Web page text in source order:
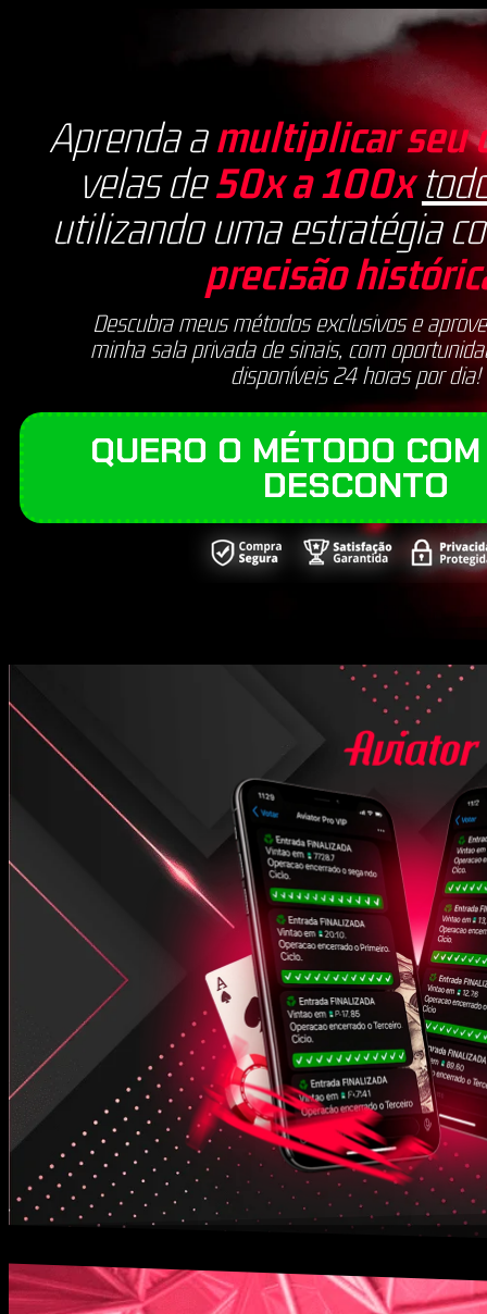
Aprenda amultiplicar seu
velas de50x a 100x
utilizando uma estratégia
precisão
Descubra meus métodos exclusivos e
minha sala privada de sinais, com
disponíveis 24 horas por dia!
QUERO O MÉTODO
DESCONTO